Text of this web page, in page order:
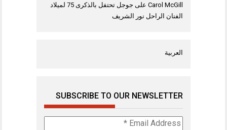
Carol McGill على
جوجل تحتفل بالذكرى 75 لميلاد
الفنان الراحل نور الشريف
العربية
SUBSCRIBE TO OUR NEWSLETTER
Email